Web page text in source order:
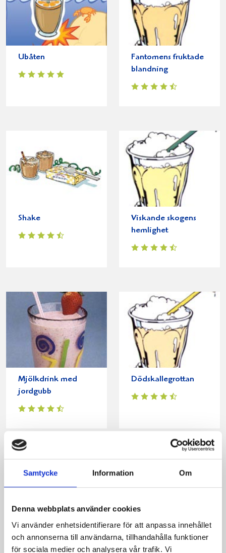
Samtycke Information Om
Denna webbplats använder cookies
Vi använder enhetsidentifierare för att anpassa innehållet
och annonserna till användarna, tillhandahålla funktioner
för sociala medier och analysera vår trafik. Vi
Ubåten
Fantomens fruktade
blandning
Shake
Viskande skogens
hemlighet
Mjölkdrink med
jordgubb
Dödskallegrottan
Mjölkdrink med
Passionsdrink med